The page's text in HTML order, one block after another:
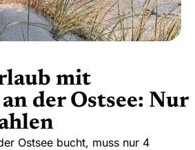
mit
der Ostsee: Nur
Ostsee bucht, muss nur 4